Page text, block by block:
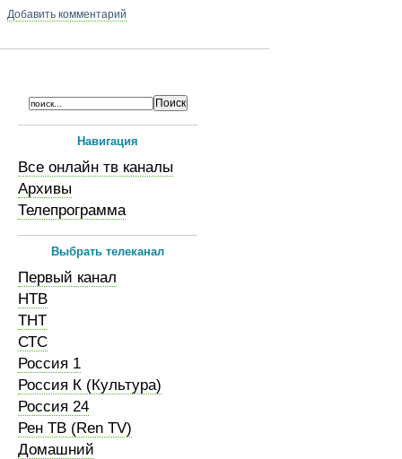
Добавить комментарий
Навигация
Все онлайн тв каналы
Архивы
Телепрограмма
Выбрать телеканал
Первый канал
НТВ
ТНТ
СТС
Россия 1
Россия К (Культура)
Россия 24
Рен ТВ (Ren TV)
Домашний